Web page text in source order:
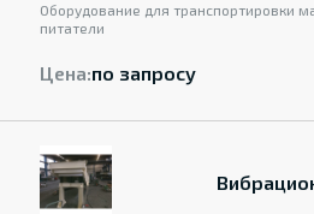
Оборудование для транспортировки
питатели
Цена:по запросу